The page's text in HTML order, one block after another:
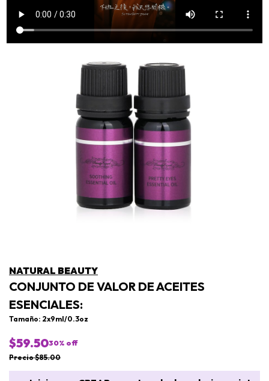
NATURAL BEAUTY
CONJUNTO DE VALOR DE ACEITES
ESENCIALES:
Tamaño: 2x9ml/0.3oz
$59.5030% off
Precio $85.00